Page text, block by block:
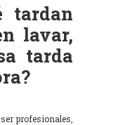
tardan
lavar,
tarda
profesionales,